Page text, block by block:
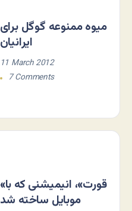
میوه ممنوعه گوگل برای
ایرانیان
11 March 2012
7 Comments
«قورت»، انیمیشنی که با
موبایل ساخته شد